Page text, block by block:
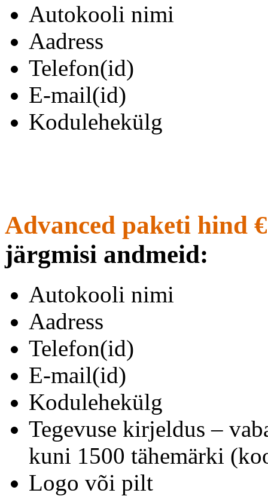
Autokooli nimi
Aadress
Telefon(id)
E-mail(id)
Kodulehekülg
Advanced paketi hind
järgmisi andmeid:
Autokooli nimi
Aadress
Telefon(id)
E-mail(id)
Kodulehekülg
Tegevuse kirjeldus –
kuni 1500 tähemärki
Logo või pilt